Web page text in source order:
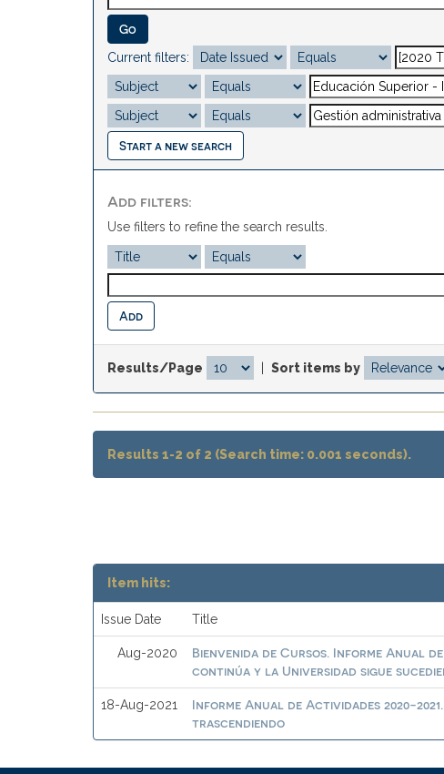
Current filters:
Start a new search
Add filters:
Use filters to refine the search results.
Results/Page Sort items by
Results 1-2 of 2 (Search time: 0.001 seconds).
Item hits:
Issue Date Title
Aug-2020
Bienvenida de Cursos. Informe Anual
continúa y la Universidad sigue
18-Aug-2021
Informe Anual de Actividades 2020-
trascendiendo